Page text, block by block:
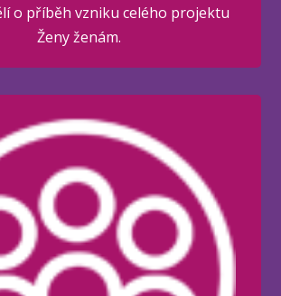
o příběh vzniku celého projektu
Ženy ženám.